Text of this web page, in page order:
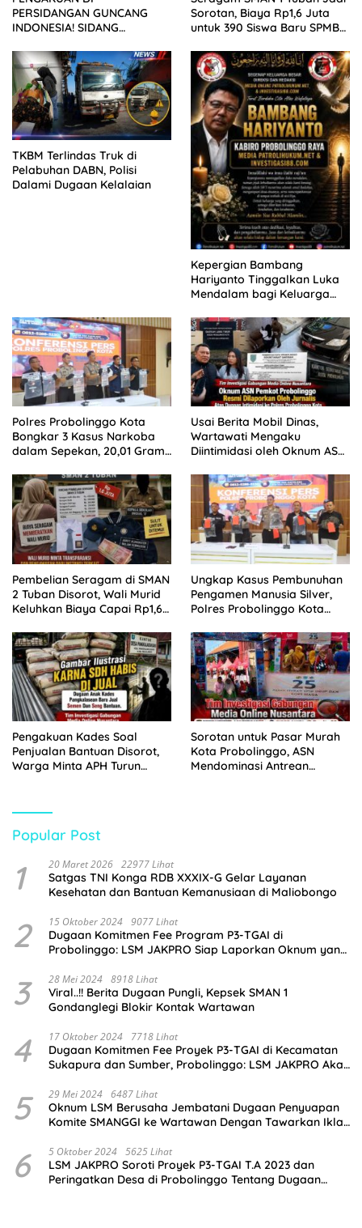
PERSIDANGAN GUNCANG
INDONESIA! SIDANG
KELUARGA KORBAN
MENGAMUK DI PN MALANG
Sorotan, Biaya Rp1,6 Juta
untuk 390 Siswa Baru SPMB
TKBM Terlindas Truk di
Pelabuhan DABN, Polisi
Dalami Dugaan Kelalaian
Kepergian Bambang
Hariyanto Tinggalkan Luka
Mendalam bagi Keluarga
Polres Probolinggo Kota
Bongkar 3 Kasus Narkoba
dalam Sepekan, 20,01 Gram
Usai Berita Mobil Dinas,
Wartawati Mengaku
Diintimidasi oleh Oknum ASN
Tempuh Jalur Hukum
Pembelian Seragam di SMAN
2 Tuban Disorot, Wali Murid
Keluhkan Biaya Capai Rp1,6
Ungkap Kasus Pembunuhan
Pengamen Manusia Silver,
Polres Probolinggo Kota
Pengakuan Kades Soal
Penjualan Bantuan Disorot,
Warga Minta APH Turun
Sorotan untuk Pasar Murah
Kota Probolinggo, ASN
Mendominasi Antrean
Popular Post
1 20 Maret 2026 22977 Lihat
Satgas TNI Konga RDB XXXIX-G Gelar Layanan
Kesehatan dan Bantuan Kemanusiaan di Maliobongo
2 15 Oktober 2024 9077 Lihat
Dugaan Komitmen Fee Program P3-TGAI di
Probolinggo: LSM JAKPRO Siap Laporkan Oknum yang
3 28 Mei 2024 8918 Lihat
Viral..!! Berita Dugaan Pungli, Kepsek SMAN 1
Gondanglegi Blokir Kontak Wartawan
4 17 Oktober 2024 7718 Lihat
Dugaan Komitmen Fee Proyek P3-TGAI di Kecamatan
Sukapura dan Sumber, Probolinggo: LSM JAKPRO Akan
5 29 Mei 2024 6487 Lihat
Oknum LSM Berusaha Jembatani Dugaan Penyuapan
Komite SMANGGI ke Wartawan Dengan Tawarkan Iklan
6 5 Oktober 2024 5625 Lihat
LSM JAKPRO Soroti Proyek P3-TGAI T.A 2023 dan
Peringatkan Desa di Probolinggo Tentang Dugaan